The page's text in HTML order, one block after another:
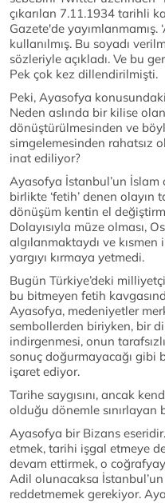
çıkarılan 7.11.1934 tarihli
Gazete'de yayımlanmamış.
kullanılmış. Bu soyadı
sözleriyle açıkladı. Ve bu
Pek çok kez dillendirilmişti.
Peki, Ayasofya
Neden aslında bir kilise
dönüştürülmesinden ve
simgelemesinden rahatsız
inat ediliyor?
Ayasofya İstanbul’un İslam
birlikte ‘fetih’ denen olayın
dönüşüm kentin el
Dolayısıyla müze olması,
algılanmaktaydı ve
yargıyı kırmaya yetmedi.
Bugün Türkiye’deki
bu bitmeyen fetih
Ayasofya, medeniyetler
sembollerden biriyken, bir
indirgenmesi, onun
sonuç doğurmayacağı gibi
işaret ediyor.
Tarihe saygısını, ancak
olduğu dönemle sınırlayan
Ayasofya bir Bizans
etmek, tarihi işgal etmeye
devam ettirmek, o
Adil olunacaksa
reddetmemek gerekiyor.